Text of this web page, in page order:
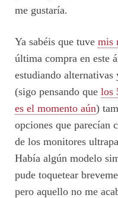
me gustaría.
Ya sabéis que tuve mis
última compra en este
estudiando
(sigo pensando que los
es el momento aún)
opciones que parecían
de los monitores
Había algún modelo
pude toquetear
pero aquello no me